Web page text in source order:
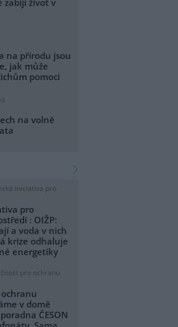
zabíjí život v
na přírodu jsou
jak může
pomoci
na volně
iniciativa pro
pro
: OIŽP:
a voda v nich
krize odhaluje
energetiky
pro ochranu
v domě
ČESON